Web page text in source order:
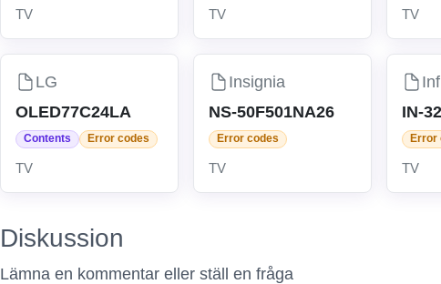
TV TV TV
LG
OLED77C24LA
Contents Error codes
TV
Insignia
NS-50F501NA26
Error codes
TV
IN-
Error
TV
Diskussion
Lämna en kommentar eller ställ en fråga